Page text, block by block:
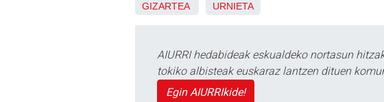
GIZARTEA URNIETA
AIURRI hedabideak eskualdeko nortasun
tokiko albisteak euskaraz lantzen dituen
Egin AIURRIkide!